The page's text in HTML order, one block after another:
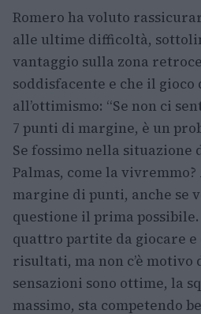
Romero ha voluto
alle ultime difficoltà,
vantaggio sulla zona
soddisfacente e che il gioco
all’ottimismo: “Se non ci
7 punti di margine, è un
Se fossimo nella situazione
Palmas, come la
margine di punti, anche se
questione il prima possibile.
quattro partite da giocare
risultati, ma non c’è
sensazioni sono ottime, la
massimo, sta competendo